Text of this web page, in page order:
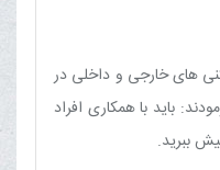
های خارجی و داخلی در
باید با همکاری افراد
ببرید.